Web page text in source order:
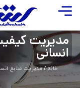
مدیریت
انسانی
خانه/مدیریت منابع